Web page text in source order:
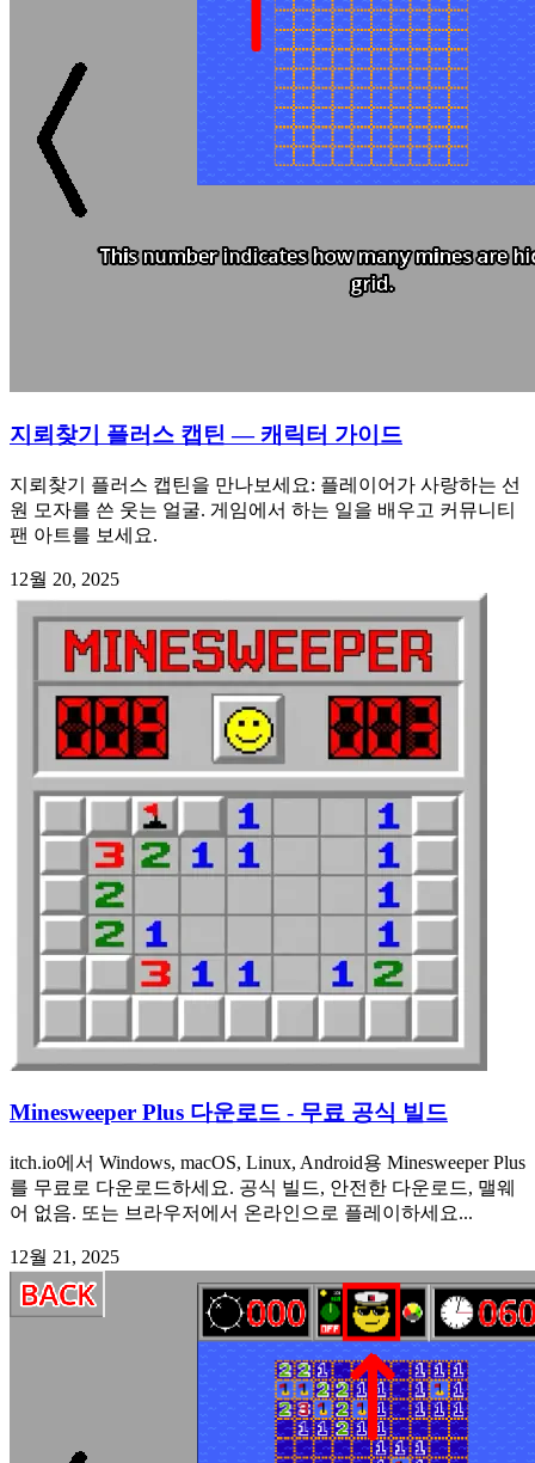
지뢰찾기 플러스 캡틴 — 캐릭터 가이드
지뢰찾기 플러스 캡틴을 만나보세요: 플레이어가 사랑하는 선
원 모자를 쓴 웃는 얼굴. 게임에서 하는 일을 배우고 커뮤니티
팬 아트를 보세요.
12월 20, 2025
Minesweeper Plus 다운로드 - 무료 공식 빌드
itch.io에서 Windows, macOS, Linux, Android용 Minesweeper Plus
를 무료로 다운로드하세요. 공식 빌드, 안전한 다운로드, 맬웨
어 없음. 또는 브라우저에서 온라인으로 플레이하세요...
12월 21, 2025